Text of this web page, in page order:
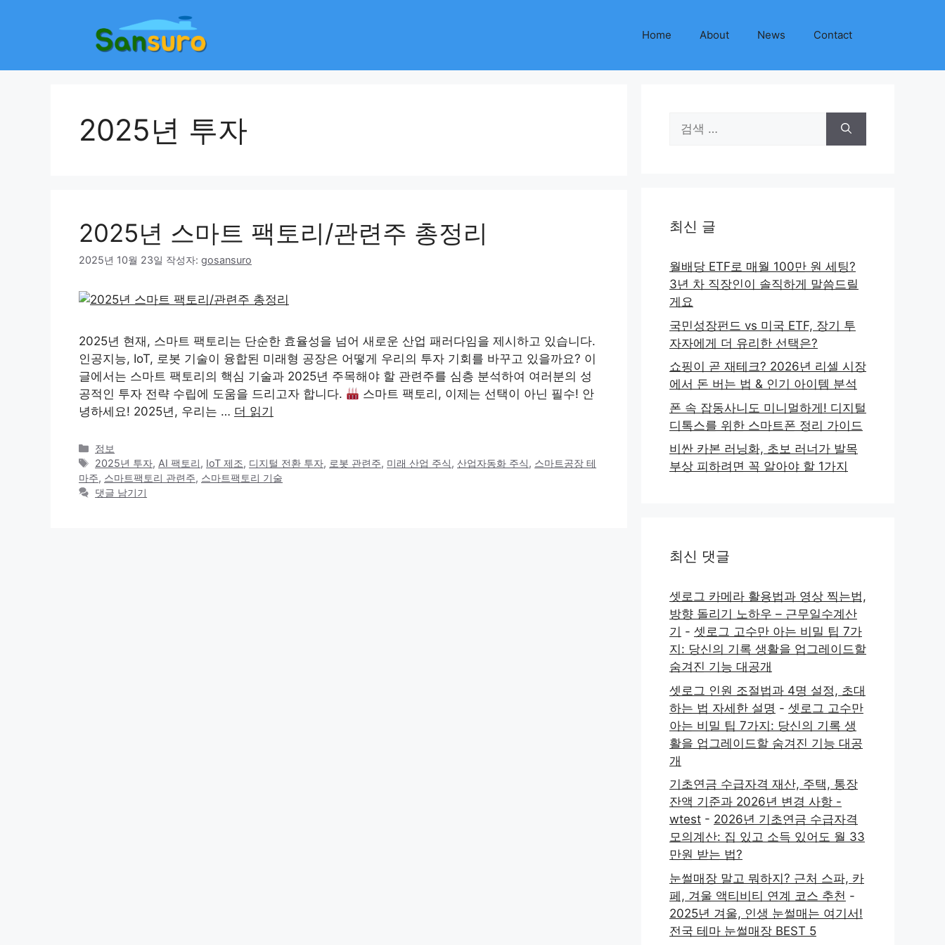
Home About News Contact
2025년 투자
2025년 스마트 팩토리/관련주 총정리
2025년 10월 23일 작성자: gosansuro
2025년 현재, 스마트 팩토리는 단순한 효율성을 넘어 새로운 산업 패러다임을 제시하고 있습니다.
인공지능, IoT, 로봇 기술이 융합된 미래형 공장은 어떻게 우리의 투자 기회를 바꾸고 있을까요? 이
글에서는 스마트 팩토리의 핵심 기술과 2025년 주목해야 할 관련주를 심층 분석하여 여러분의 성
공적인 투자 전략 수립에 도움을 드리고자 합니다.
스마트 팩토리, 이제는 선택이 아닌 필수! 안
녕하세요! 2025년, 우리는 … 더 읽기
카
테
고
리
정보
태
그
2025년 투자, AI 팩토리, IoT 제조, 디지털 전환 투자, 로봇 관련주, 미래 산업 주식,산업자동화 주식, 스마트공장 테
마주, 스마트팩토리 관련주, 스마트팩토리 기술
댓글 남기기
색:
최신 글
월배당 ETF로 매월 100만 원 세팅?
3년 차 직장인이 솔직하게 말씀드릴
게요
국민성장펀드 vs 미국 ETF, 장기 투
자자에게 더 유리한 선택은?
쇼핑이 곧 재테크? 2026년 리셀 시장
에서 돈 버는 법 & 인기 아이템 분석
폰 속 잡동사니도 미니멀하게! 디지털
디톡스를 위한 스마트폰 정리 가이드
비싼 카본 러닝화, 초보 러너가 발목
부상 피하려면 꼭 알아야 할 1가지
최신 댓글
셋로그 카메라 활용법과 영상 찍는법,
방향 돌리기 노하우 – 근무일수계산
기 - 셋로그 고수만 아는 비밀 팁 7가
지: 당신의 기록 생활을 업그레이드할
숨겨진 기능 대공개
셋로그 인원 조절법과 4명 설정, 초대
하는 법 자세한 설명 - 셋로그 고수만
아는 비밀 팁 7가지: 당신의 기록 생
활을 업그레이드할 숨겨진 기능 대공
개
기초연금 수급자격 재산, 주택, 통장
잔액 기준과 2026년 변경 사항 -
wtest - 2026년 기초연금 수급자격
모의계산: 집 있고 소득 있어도 월 33
만원 받는 법?
눈썰매장 말고 뭐하지? 근처 스파, 카
페, 겨울 액티비티 연계 코스 추천 -
2025년 겨울, 인생 눈썰매는 여기서!
전국 테마 눈썰매장 BEST 5